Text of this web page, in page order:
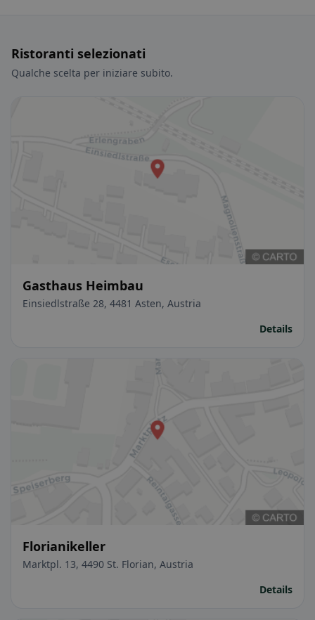
Ristoranti selezionati
Qualche scelta per iniziare subito.
Gasthaus Heimbau
Einsiedlstraße 28, 4481 Asten, Austria
Details
Florianikeller
Marktpl. 13, 4490 St. Florian, Austria
Details